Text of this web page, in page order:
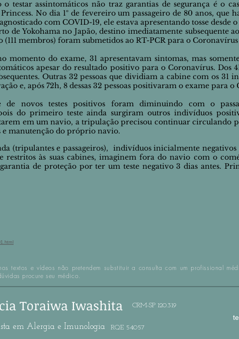
testar assintomáticos não traz garantias de segurança é o
No dia 1º de fevereiro um passageiro de 80 anos, que
com COVID-19, eleestavaapresentando tosse desde
de Yokohama no Japão, destino imediatamente subsequente
(111 membros) foram submetidos ao RT-PCR para o
momento do exame, 31 apresentavam sintomas, mas
apesar do resultado positivo para o Coronavírus. Dos
Outras 32 pessoas que dividiam a cabine com os 31
e, após 72h, 8 dessas 32 pessoas positivaram o exame para
de novos testes positivos foram diminuindo com o
do primeirotesteainda surgiram outros indivíduos
em um navio, a tripulação precisou continuar circulando
e manutenção do próprio navio.
(tripulantes e passageiros), indivíduos inicialmente negativos
às suas cabines, imaginemfora do navio com o
de proteção por ter um teste negativo 3 dias antes.
textos e vídeos não pretendem substituir a consulta com um profissional
procure seu médico.
Toraiwa Iwashita CRM-SP 120.319
em Alergia e Imunologia RQE 54057